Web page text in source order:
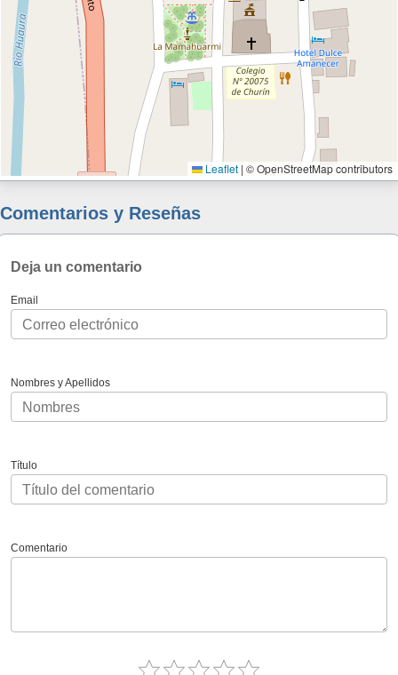
Leaflet | © OpenStreetMap contributors
Comentarios y Reseñas
Deja un comentario
Email
Nombres y Apellidos
Título
Comentario